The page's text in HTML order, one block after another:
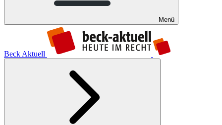
Menü
Beck Aktuell